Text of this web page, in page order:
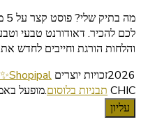
והלחות הורגת וחייבים לחדש
2026זכויות יוצרים
CHIC תבניות בלוסום.מופעל
עליון